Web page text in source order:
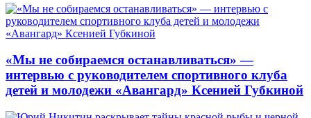
«Мы не собираемся останавливаться» —
интервью с руководителем спортивного клуба
детей и молодежи «Авангард» Ксенией Губкиной